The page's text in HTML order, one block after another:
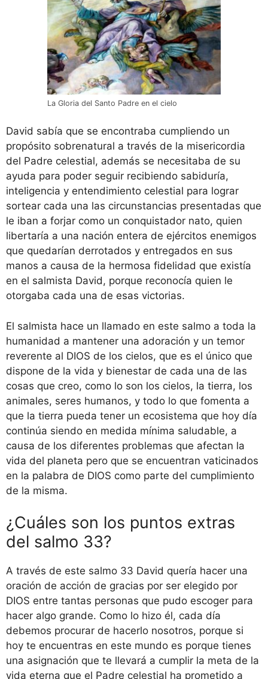
La Gloria del Santo Padre en el cielo
David sabía que se encontraba cumpliendo un
propósito sobrenatural a través de la misericordia
del Padre celestial, además se necesitaba de su
ayuda para poder seguir recibiendo sabiduría,
inteligencia y entendimiento celestial para lograr
sortear cada una las circunstancias presentadas que
le iban a forjar como un conquistador nato, quien
libertaría a una nación entera de ejércitos enemigos
que quedarían derrotados y entregados en sus
manos a causa de la hermosa fidelidad que existía
en el salmista David, porque reconocía quien le
otorgaba cada una de esas victorias.
El salmista hace un llamado en este salmo a toda la
humanidad a mantener una adoración y un temor
reverente al DIOS de los cielos, que es el único que
dispone de la vida y bienestar de cada una de las
cosas que creo, como lo son los cielos, la tierra, los
animales, seres humanos, y todo lo que fomenta a
que la tierra pueda tener un ecosistema que hoy día
continúa siendo en medida mínima saludable, a
causa de los diferentes problemas que afectan la
vida del planeta pero que se encuentran vaticinados
en la palabra de DIOS como parte del cumplimiento
de la misma.
¿Cuáles son los puntos extras
del salmo 33?
A través de este salmo 33 David quería hacer una
oración de acción de gracias por ser elegido por
DIOS entre tantas personas que pudo escoger para
hacer algo grande. Como lo hizo él, cada día
debemos procurar de hacerlo nosotros, porque si
hoy te encuentras en este mundo es porque tienes
una asignación que te llevará a cumplir la meta de la
vida eterna que el Padre celestial ha prometido a